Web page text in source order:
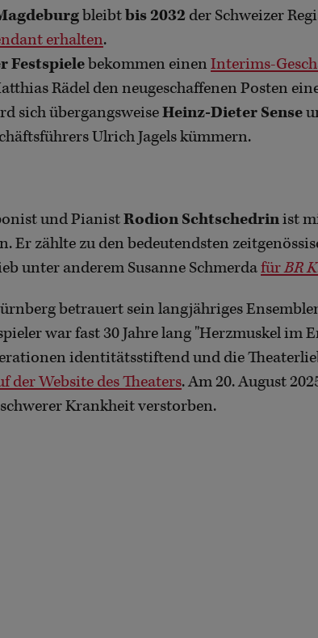
bleibtbis 2032 der Schweizer
erhalten.
Festspielebekommen einen Interims-
Rädel den neugeschaffenen Posten
sich übergangsweiseHeinz-Dieter Sense
Ulrich Jagels kümmern.
und PianistRodion Schtschedrinist
Er zählte zu den bedeutendsten
unter anderem Susanne SchmerdafürBR
betrauert sein langjähriges
war fast 30 Jahre lang "Herzmuskel im
identitätsstiftend und die
der Website des Theaters. Am 20. August
Krankheit verstorben.